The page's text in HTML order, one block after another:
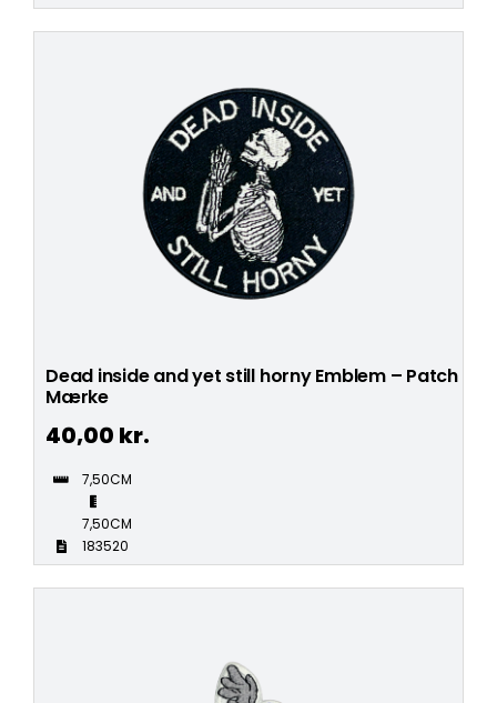
Dead inside and yet still horny Emblem – Patch
Mærke
40,00 kr.
7,50CM
7,50CM
183520